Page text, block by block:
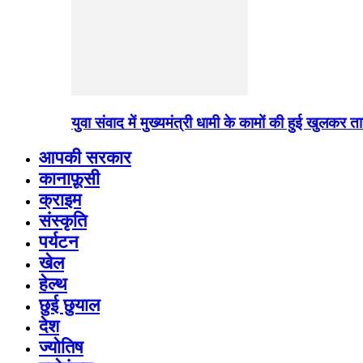
युवा संवाद में मुख्यमंत्री धामी के कामों की हुई खुलकर
आपकी सरकार
कानाफ़ूसी
क्राइम
संस्कृति
पर्यटन
खेल
हेल्थ
छुई छुयाल
देश
ज्योतिष